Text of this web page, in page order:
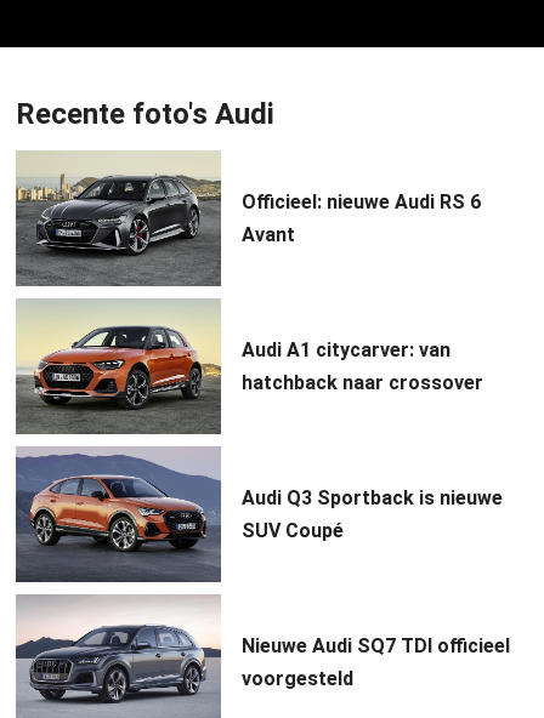
Recente foto's Audi
Officieel: nieuwe Audi RS 6
Avant
Audi A1 citycarver: van
hatchback naar crossover
Audi Q3 Sportback is nieuwe
SUV Coupé
Nieuwe Audi SQ7 TDI officieel
voorgesteld